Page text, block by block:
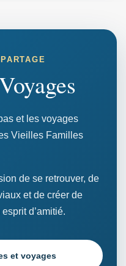
et les voyages
Vieilles Familles
de se retrouver, de
et de créer de
d’amitié.
et voyages